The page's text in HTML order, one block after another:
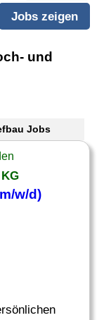
und
Jobs
w/d)